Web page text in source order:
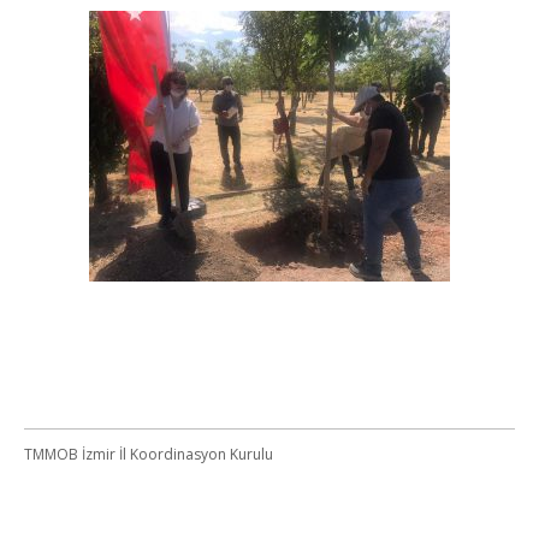
TMMOB İzmir İl Koordinasyon Kurulu